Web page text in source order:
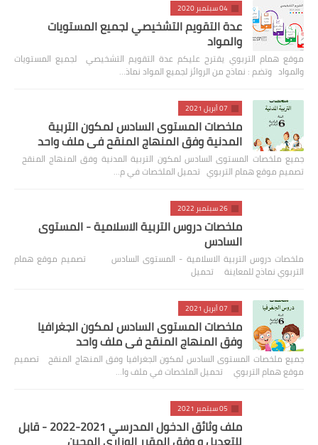
04 سبتمبر 2020
عدة التقويم التشخيصي لجميع المستويات
والمواد
موقع همام التربوي يقترح عليكم عدة التقويم التشخيصي لجميع المستويات
والمواد وتضم : نماذج من الروائز لجميع المواد نماذ…
07 أبريل 2021
ملخصات المستوى السادس لمكون التربية
المدنية وفق المنهاج المنقح في ملف واحد
جميع ملخصات المستوى السادس لمكون التربية المدنية وفق المنهاج المنقح
تصميم موقع همام التربوي تحميل الملخصات في م…
26 سبتمبر 2022
ملخصات دروس التربية الاسلامية - المستوى
السادس
ملخصات دروس التربية الاسلامية - المستوى السادس تصميم موقع همام
التربوي نماذج للمعاينة تحميل
07 أبريل 2021
ملخصات المستوى السادس لمكون الجغرافيا
وفق المنهاج المنقح في ملف واحد
جميع ملخصات المستوى السادس لمكون الجغرافيا وفق المنهاج المنقح تصميم
موقع همام التربوي تحميل الملخصات في ملف وا…
05 سبتمبر 2021
ملف وثائق الدخول المدرسي 2021-2022 - قابل